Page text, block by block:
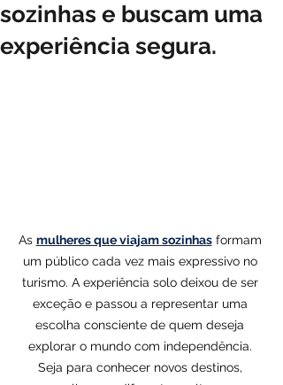
sozinhas e buscam uma
experiência segura.
As mulheres que viajam sozinhas formam
um público cada vez mais expressivo no
turismo. A experiência solo deixou de ser
exceção e passou a representar uma
escolha consciente de quem deseja
explorar o mundo com independência.
Seja para conhecer novos destinos,